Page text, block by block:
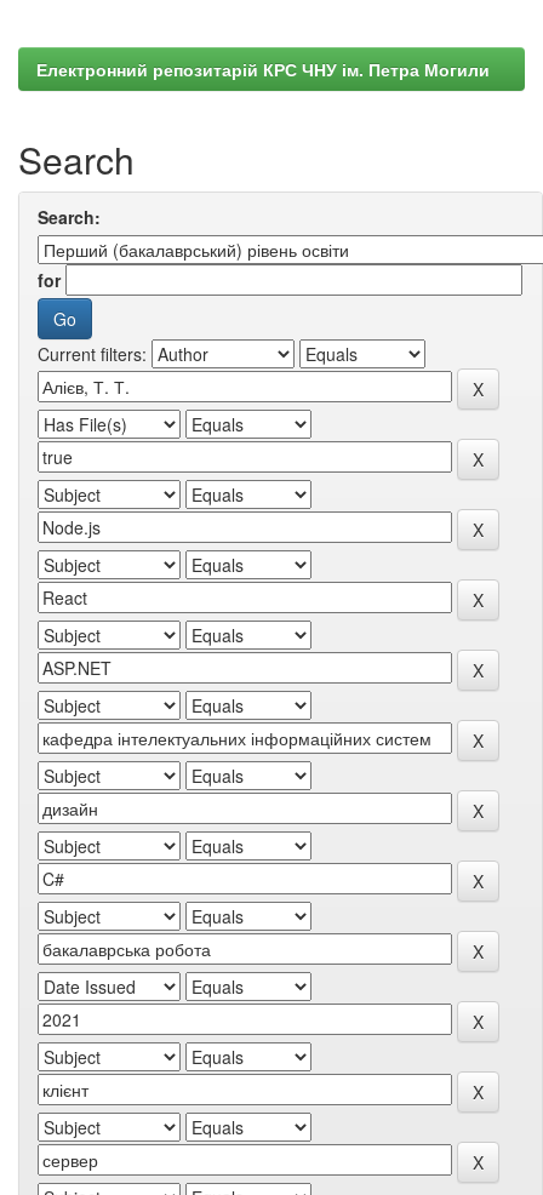
Електронний репозитарій КРС ЧНУ ім. Петра Могили
Search
Search:
for
Current filters: